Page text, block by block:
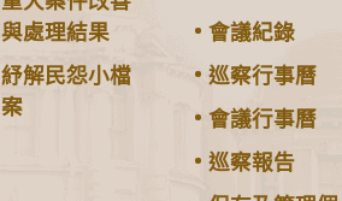
與處理結果
紓解民怨小檔
案
會議紀錄
巡察行事曆
會議行事曆
巡察報告